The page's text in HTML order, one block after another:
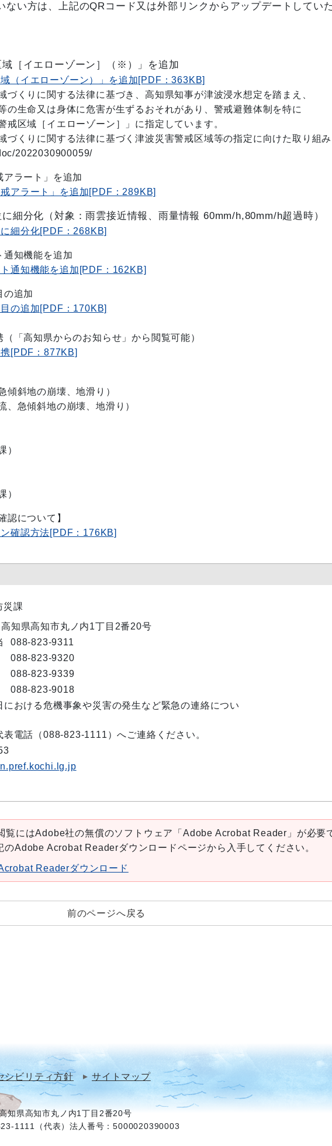
い方は、上記のQRコード又は外部リンクからアップデート してい
［イエローゾーン］（※）」を追加
（イエローゾーン）」を追加[PDF：363KB]
くりに関する法律に基づき、高知県知事が津波浸水想定を踏まえ、
生命又は身体に危害が生ずるおそれがあり、警戒避難体制を特に
区域［イエローゾーン］」に指定しています。
くりに関する法律に基づく津波災害警戒区域等の指定に向けた取り組
2022030900059/
ラート」を追加
アラート」を追加[PDF：289KB]
細分化（対象：雨雲接近情報、雨量情報 60mm/h,80mm/h超過時）
細分化[PDF：268KB]
通知機能を追加
通知機能を追加[PDF：162KB]
の追加[PDF：170KB]
「高知県からのお知らせ」から閲覧可能）
[PDF：877KB]
斜地の崩壊、地滑り）
急傾斜地の崩壊、地滑り）
）
）
認について】
確認方法[PDF：176KB]
災課
知県高知市丸ノ内1丁目2番20号
088-823-9311
088-823-9320
088-823-9339
088-823-9018
おける危機事象や災害の発生など緊急の連絡につい
表電話（088-823-1111）へご連絡ください。
覧にはAdobe社の無償のソフトウェア「Adobe Acrobat Reader」が必要
のAdobe Acrobat Readerダウンロードページから入手してください。
Readerダウンロード
前のページへ戻る
シビリティ方針 サイトマップ
知県高知市丸ノ内1丁目2番20号
1111（代表）法人番号：5000020390003